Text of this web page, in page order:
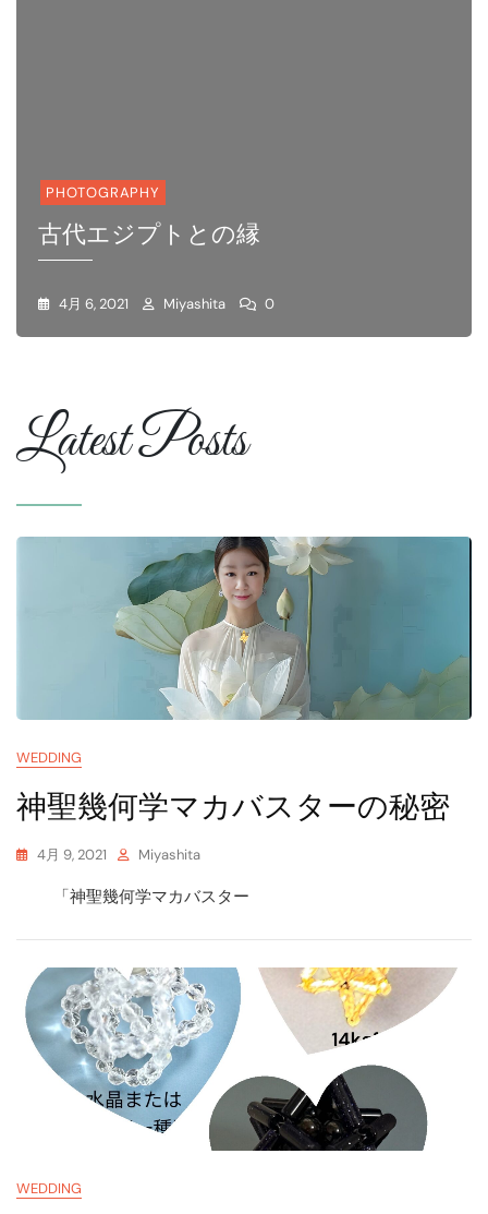
PHOTOGRAPHY
古代エジプトとの縁
4月 6, 2021 Miyashita 0
Latest Posts
WEDDING
神聖幾何学マカバスターの秘密
4月 9, 2021 Miyashita
「神聖幾何学マカバスター
WEDDING